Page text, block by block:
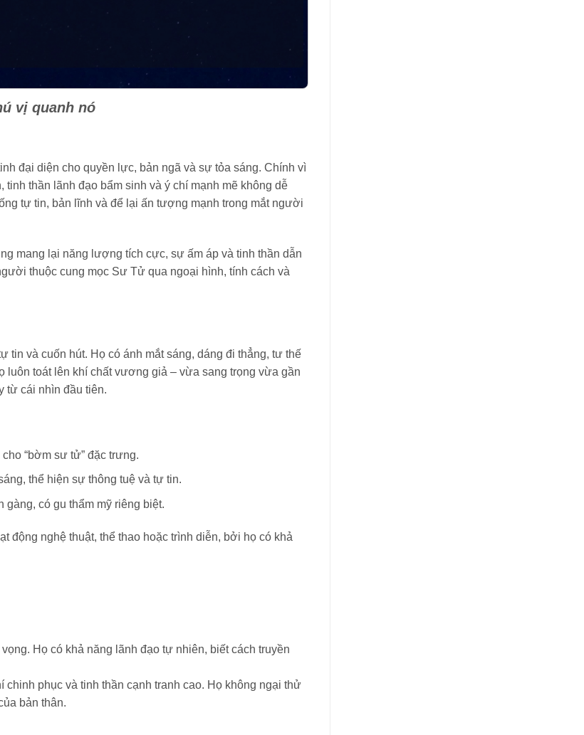
vị quanh nó
đại diện cho quyền lực, bản ngã và sự tỏa sáng. Chính vì
thần lãnh đạo bẩm sinh và ý chí mạnh mẽ không dễ
tự tin, bản lĩnh và để lại ấn tượng mạnh trong mắt người
mang lại năng lượng tích cực, sự ấm áp và tinh thần dẫn
thuộc cung mọc Sư Tử qua ngoại hình, tính cách và
và cuốn hút. Họ có ánh mắt sáng, dáng đi thẳng, tư thế
toát lên khí chất vương giả – vừa sang trọng vừa gần
từ cái nhìn đầu tiên.
“bờm sư tử” đặc trưng.
thể hiện sự thông tuệ và tự tin.
có gu thẩm mỹ riêng biệt.
động nghệ thuật, thể thao hoặc trình diễn, bởi họ có khả
Họ có khả năng lãnh đạo tự nhiên, biết cách truyền
phục và tinh thần cạnh tranh cao. Họ không ngại thử
bản thân.